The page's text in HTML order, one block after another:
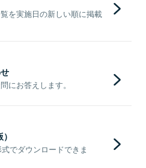
を実施日の新しい順に掲載
にお答えします。
でダウンロードできま